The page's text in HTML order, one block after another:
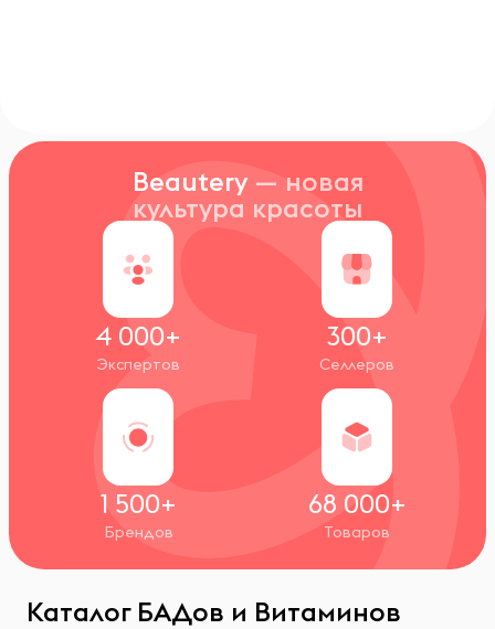
Beautery — новая
культура красоты
4 000+
Экспертов
300+
Селлеров
1 500+
Брендов
68 000+
Товаров
Каталог БАДов и Витаминов